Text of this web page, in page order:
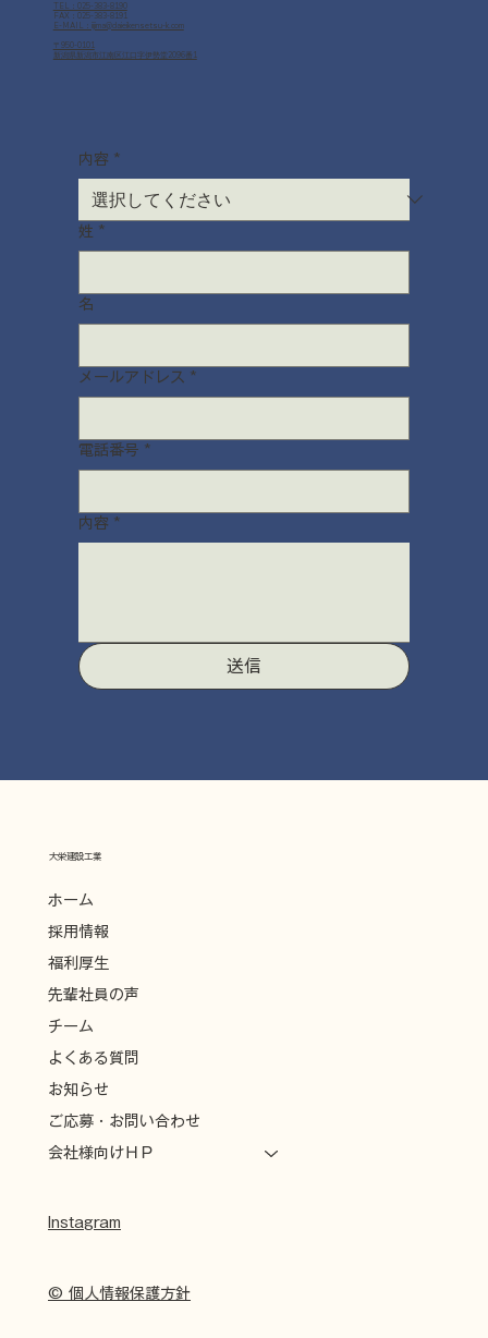
TEL：025-383-8190
FAX：025-383-8191
E-MAIL：iijima@daieikensetsu-k.com
〒950-0101
新潟県新潟市江南区江口字伊勢堂2096番1
内容 *
姓 *
名
メールアドレス *
電話番号 *
内容 *
送信
大栄建設工業
ホーム
採用情報
福利厚生
先輩社員の声
チーム
よくある質問
お知らせ
ご応募・お問い合わせ
会社様向けＨＰ
Instagram
© 個人情報保護方針